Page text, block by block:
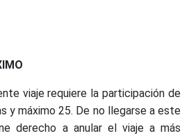
viaje requiere la participación de
y máximo 25. De no llegarse a este
derecho a anular el viaje a más